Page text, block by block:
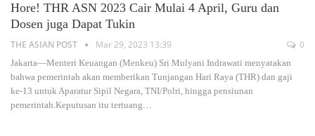
Hore! THR ASN 2023 Cair Mulai 4 April, Guru dan
Dosen juga Dapat Tukin
THE ASIAN POST Mar 29, 2023 13:39 0
Jakarta—Menteri Keuangan (Menkeu) Sri Mulyani Indrawati menyatakan
bahwa pemerintah akan memberikan Tunjangan Hari Raya (THR) dan gaji
ke-13 untuk Aparatur Sipil Negara, TNI/Polri, hingga pensiunan
pemerintah.Keputusan itu tertuang…